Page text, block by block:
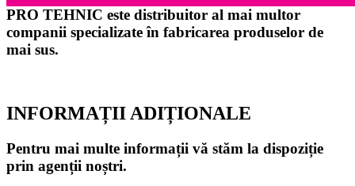
PRO TEHNIC este distribuitor al mai multor
companii specializate în fabricarea produselor de
mai sus.
INFORMAȚII ADIȚIONALE
Pentru mai multe informații vă stăm la dispoziție
prin agenții noștri.